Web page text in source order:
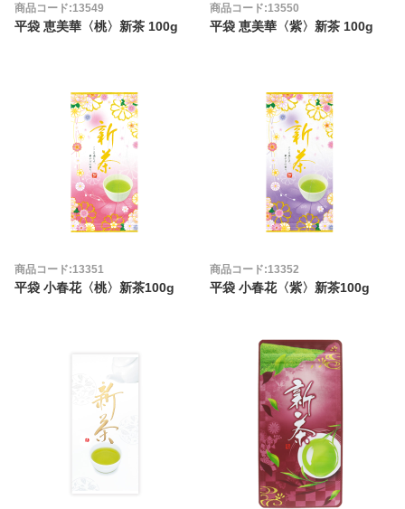
商品コード:13549
平袋 恵美華〈桃〉新茶 100g
商品コード:13550
平袋 恵美華〈紫〉新茶 100g
商品コード:13351
平袋 小春花〈桃〉新茶100g
商品コード:13352
平袋 小春花〈紫〉新茶100g